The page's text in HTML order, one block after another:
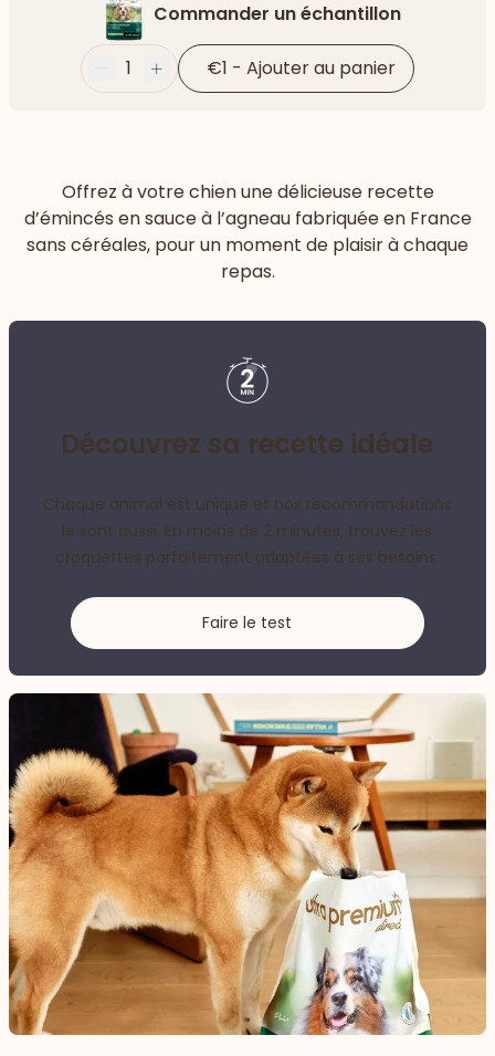
Commander un échantillon
Moins
1 Plus €1 - Ajouter au panier
Offrez à votre chien une délicieuse recette
d’émincés en sauce à l’agneau fabriquée en France
sans céréales, pour un moment de plaisir à chaque
repas.
Découvrez sa recette idéale
Chaque animal est unique et nos recommandations
le sont aussi. En moins de 2 minutes, trouvez les
croquettes parfaitement adaptées à ses besoins.
Faire le test